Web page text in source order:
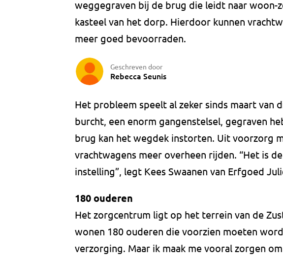
weggegraven bij de brug die leidt naar woon-
kasteel van het dorp. Hierdoor kunnen
meer goed bevoorraden.
Geschreven door
Rebecca Seunis
Het probleem speelt al zeker sinds maart van
burcht, een enorm gangenstelsel, gegraven
brug kan het wegdek instorten. Uit voorzorg
vrachtwagens meer overheen rijden. “Het is
instelling”, legt Kees Swaanen van Erfgoed
180 ouderen
Het zorgcentrum ligt op het terrein van de
wonen 180 ouderen die voorzien moeten
verzorging. Maar ik maak me vooral zorgen